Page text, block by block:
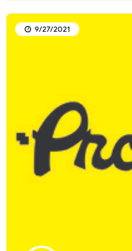
9/27/2021